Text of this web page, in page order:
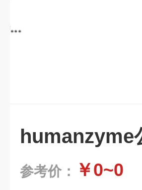
humanzyme
参考价： ￥0~0